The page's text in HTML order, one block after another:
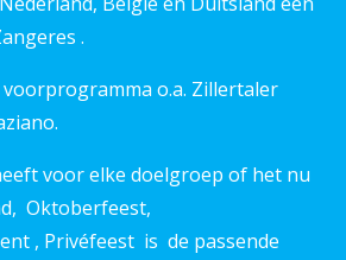
.
o.a. Zillertaler
voor elke doelgroep of het nu
Oktoberfeest,
, Privéfeest is de passende